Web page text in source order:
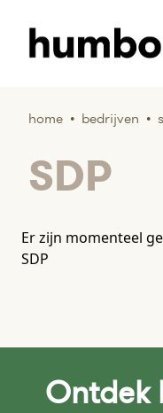
home • bedrijven •
SDP
Er zijn momenteel
SDP
Ontdek